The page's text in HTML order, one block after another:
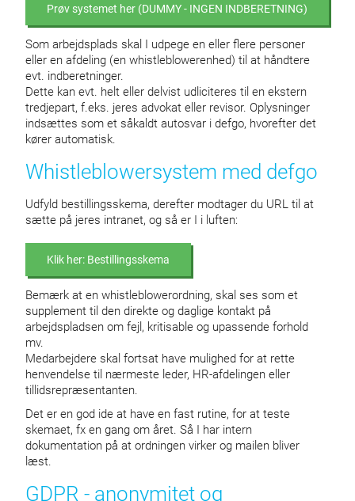
Prøv systemet her (DUMMY - INGEN INDBERETNING)
Som arbejdsplads skal I udpege en eller flere personer
eller en afdeling (en whistleblowerenhed) til at håndtere
evt. indberetninger.
Dette kan evt. helt eller delvist udliciteres til en ekstern
tredjepart, f.eks. jeres advokat eller revisor. Oplysninger
indsættes som et såkaldt autosvar i defgo, hvorefter det
kører automatisk.
Whistleblowersystem med defgo
Udfyld bestillingsskema, derefter modtager du URL til at
sætte på jeres intranet, og så er I i luften:
Klik her: Bestillingsskema
Bemærk at en whistleblowerordning, skal ses som et
supplement til den direkte og daglige kontakt på
arbejdspladsen om fejl, kritisable og upassende forhold
mv.
Medarbejdere skal fortsat have mulighed for at rette
henvendelse til nærmeste leder, HR-afdelingen eller
tillidsrepræsentanten.
Det er en god ide at have en fast rutine, for at teste
skemaet, fx en gang om året. Så I har intern
dokumentation på at ordningen virker og mailen bliver
læst.
GDPR - anonymitet og